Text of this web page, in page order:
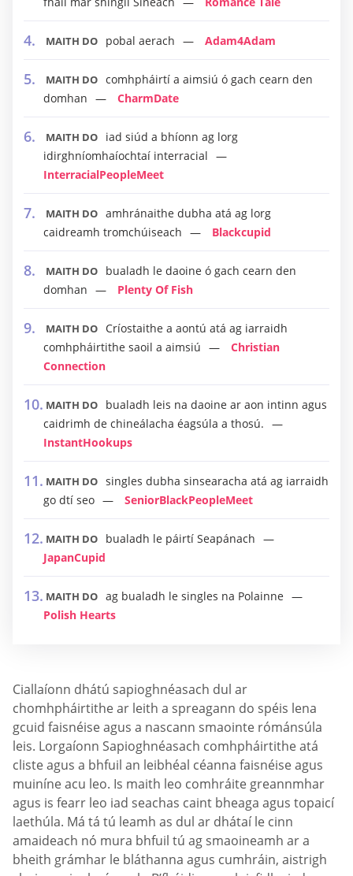
MAITH DO pobal aerach Adam4Adam
MAITH DO comhpháirtí a aimsiú ó gach cearn den
domhan
CharmDate
MAITH DO
iad siúd a bhíonn ag lorg
idirghníomhaíochtaí interracial
InterracialPeopleMeet
MAITH DO amhránaithe dubha atá ag lorg
caidreamh tromchúiseach
Blackcupid
MAITH DO
bualadh le daoine ó gach cearn den
domhan
Plenty Of Fish
MAITH DO
Críostaithe a aontú atá ag iarraidh
comhpháirtithe saoil a aimsiú
Christian
Connection
MAITH DO
bualadh leis na daoine ar aon intinn agus
caidrimh de chineálacha éagsúla a thosú.
InstantHookups
MAITH DO singles dubha sinsearacha atá ag iarraidh
go dtí seo
SeniorBlackPeopleMeet
MAITH DO
bualadh le páirtí Seapánach
JapanCupid
MAITH DO ag bualadh le singles na Polainne
Polish Hearts
Ciallaíonn dhátú sapioghnéasach dul ar
chomhpháirtithe ar leith a spreagann do spéis lena
gcuid faisnéise agus a nascann smaointe rómánsúla
leis. Lorgaíonn Sapioghnéasach comhpháirtithe atá
cliste agus a bhfuil an leibhéal céanna faisnéise agus
muiníne acu leo. Is maith leo comhráite greannmhar
agus is fearr leo iad seachas caint bheaga agus topaicí
laethúla. Má tá tú leamh as dul ar dhátaí le cinn
amaideach nó mura bhfuil tú ag smaoineamh ar a
bheith grámhar le bláthanna agus cumhráin, aistrigh